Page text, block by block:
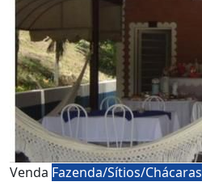
Venda Fazenda/Sítios/Chácaras